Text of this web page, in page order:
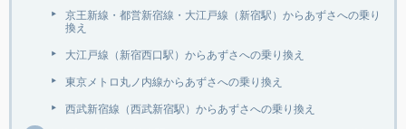
京王新線・都営新宿線・大江戸線（新宿駅）からあずさへの乗り
換え
大江戸線（新宿西口駅）からあずさへの乗り換え
東京メトロ丸ノ内線からあずさへの乗り換え
西武新宿線（西武新宿駅）からあずさへの乗り換え